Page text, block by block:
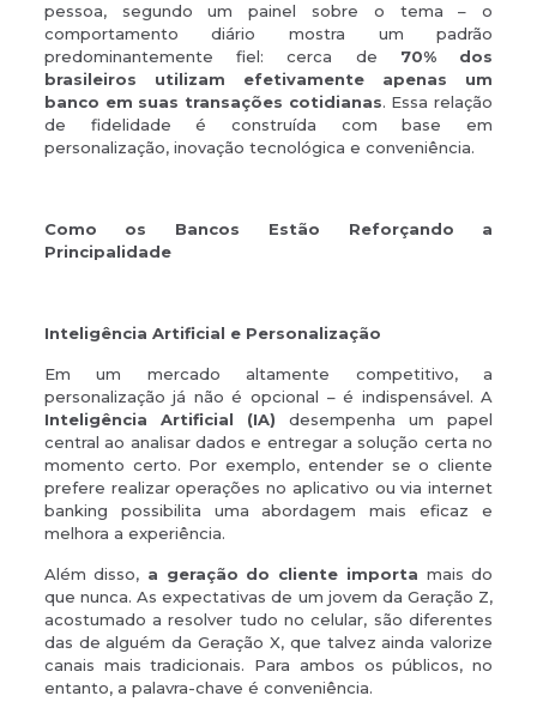
pessoa, segundo um painel sobre o tema – o
comportamento diário mostra um padrão
predominantemente fiel: cerca de 70% dos
brasileiros utilizam efetivamente apenas um
banco em suas transações cotidianas. Essa relação
de fidelidade é construída com base em
personalização, inovação tecnológica e conveniência.
Como os Bancos Estão Reforçando a
Principalidade
Inteligência Artificial e Personalização
Em um mercado altamente competitivo, a
personalização já não é opcional – é indispensável. A
Inteligência Artificial (IA) desempenha um papel
central ao analisar dados e entregar a solução certa no
momento certo. Por exemplo, entender se o cliente
prefere realizar operações no aplicativo ou via internet
banking possibilita uma abordagem mais eficaz e
melhora a experiência.
Além disso, a geração do cliente importa mais do
que nunca. As expectativas de um jovem da Geração Z,
acostumado a resolver tudo no celular, são diferentes
das de alguém da Geração X, que talvez ainda valorize
canais mais tradicionais. Para ambos os públicos, no
entanto, a palavra-chave é conveniência.